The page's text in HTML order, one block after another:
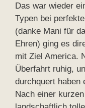
Das war wieder
Typen bei
(danke Mani für
Ehren) ging es
mit Ziel America.
Überfahrt ruhig,
durchquert haben
Nach einer